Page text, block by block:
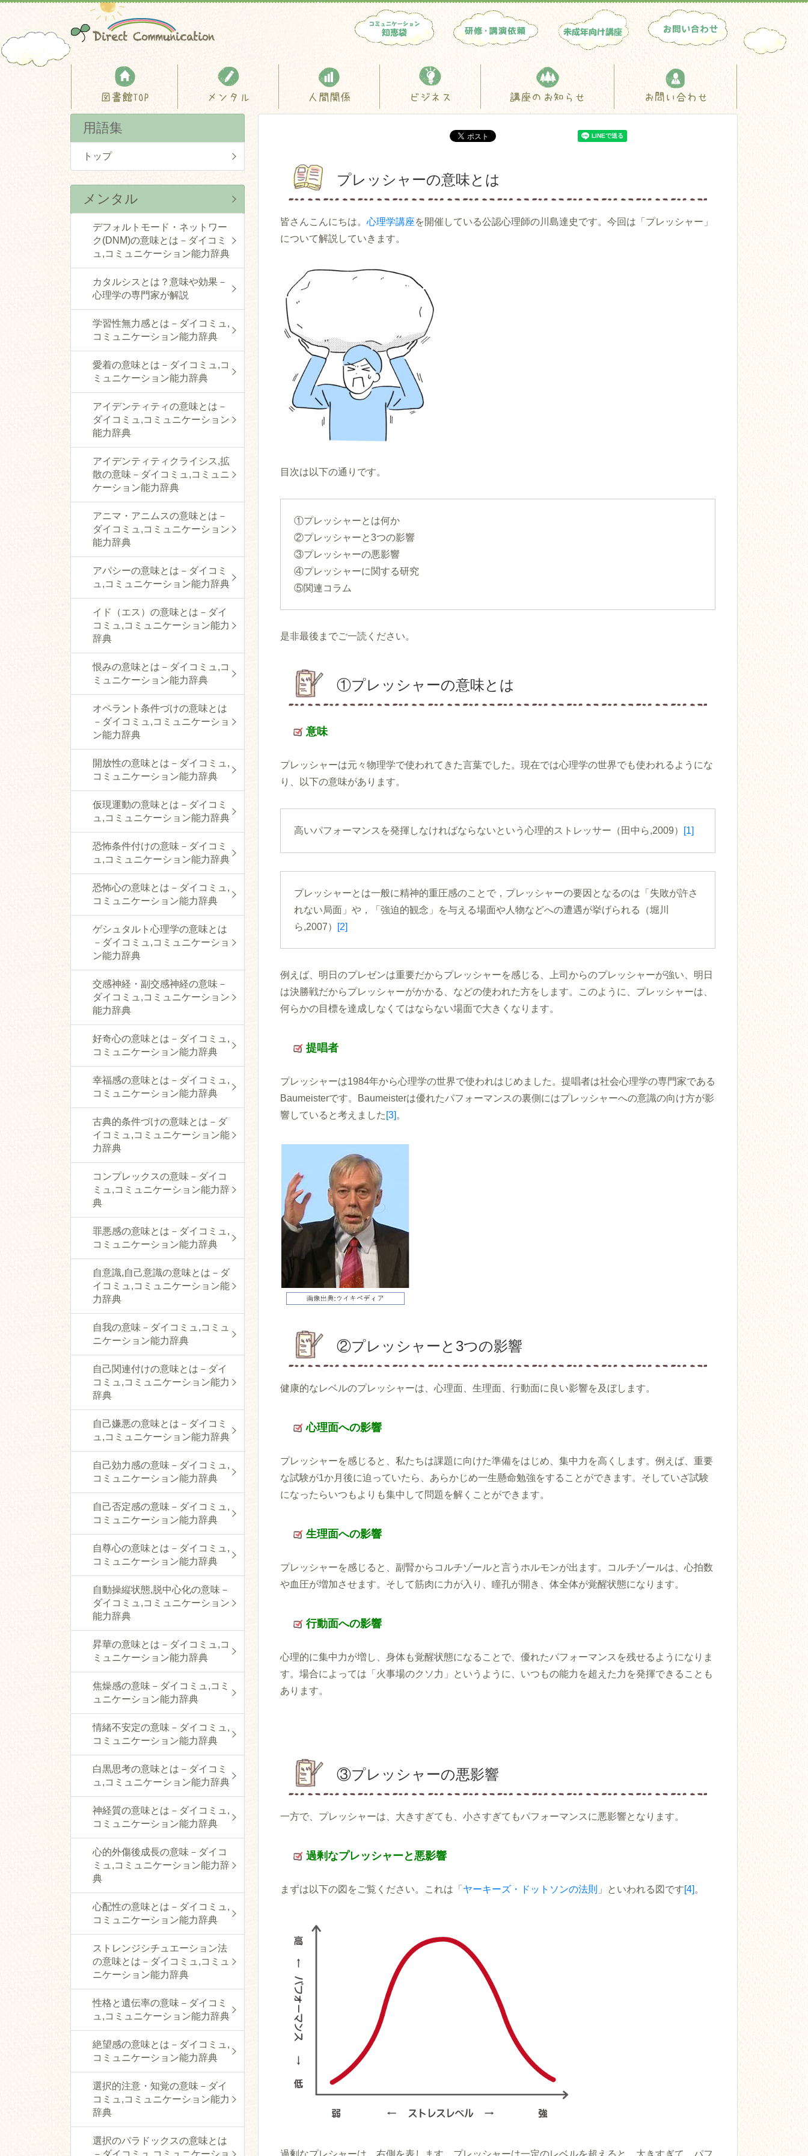
図書館TOP メンタル 人間関係 ビジネス 講座のお知らせ お問い合わせ
プレッシャーの意味とは
皆さんこんにちは。 心理学講座を開催している公認心理師の川島達史です。今回は「プレッシャー」
について解説していきます。
目次は以下の通りです。
①プレッシャーとは何か
②プレッシャーと3つの影響
③プレッシャーの悪影響
④プレッシャーに関する研究
⑤関連コラム
是非最後までご一読ください。
①プレッシャーの意味とは
意味
プレッシャーは元々物理学で使われてきた言葉でした。現在では心理学の世界でも使われるようにな
り、以下の意味があります。
高いパフォーマンスを発揮しなければならないという心理的ストレッサー（田中ら,2009） [1]
プレッシャーとは一般に精神的重圧感のことで，プレッシャーの要因となるのは「失敗が許さ
れない局面」や，「強迫的観念」を与える場面や人物などへの遭遇が挙げられる（堀川
ら,2007）
[2]
例えば、明日のプレゼンは重要だからプレッシャーを感じる、上司からのプレッシャーが強い、明日
は決勝戦だからプレッシャーがかかる、などの使われた方をします。このように、プレッシャーは、
何らかの目標を達成しなくてはならない場面で大きくなります。
提唱者
プレッシャーは1984年から心理学の世界で使われはじめました。提唱者は社会心理学の専門家である
Baumeisterです。Baumeisterは優れたパフォーマンスの裏側にはプレッシャーへの意識の向け方が影
響していると考えました [3] 。
②プレッシャーと3つの影響
健康的なレベルのプレッシャーは、心理面、生理面、行動面に良い影響を及ぼします。
心理面への影響
プレッシャーを感じると、私たちは課題に向けた準備をはじめ、集中力を高くします。例えば、重要
な試験が1か月後に迫っていたら、あらかじめ一生懸命勉強をすることができます。そしていざ試験
になったらいつもよりも集中して問題を解くことができます。
生理面への影響
プレッシャーを感じると、副腎からコルチゾールと言うホルモンが出ます。コルチゾールは、心拍数
や血圧が増加させます。そして筋肉に力が入り、瞳孔が開き、体全体が覚醒状態になります。
行動面への影響
心理的に集中力が増し、身体も覚醒状態になることで、優れたパフォーマンスを残せるようになりま
す。場合によっては「火事場のクソ力」というように、いつもの能力を超えた力を発揮できることも
あります。
③プレッシャーの悪影響
一方で、プレッシャーは、大きすぎても、小さすぎてもパフォーマンスに悪影響となります。
過剰なプレッシャーと悪影響
まずは以下の図をご覧ください。これは「 ヤーキーズ・ドットソンの法則 」といわれる図です[4] 。
用語集
トップ
メンタル
デフォルトモード・ネットワー
ク(DNM)の意味とは－ダイコミ
ュ,コミュニケーション能力辞典
カタルシスとは？意味や効果－
心理学の専門家が解説
学習性無力感とは－ダイコミュ,
コミュニケーション能力辞典
愛着の意味とは－ダイコミュ,コ
ミュニケーション能力辞典
アイデンティティの意味とは－
ダイコミュ,コミュニケーション
能力辞典
アイデンティティクライシス,拡
散の意味－ダイコミュ,コミュニ
ケーション能力辞典
アニマ・アニムスの意味とは－
ダイコミュ,コミュニケーション
能力辞典
アパシーの意味とは－ダイコミ
ュ,コミュニケーション能力辞典
イド（エス）の意味とは－ダイ
コミュ,コミュニケーション能力
辞典
恨みの意味とは－ダイコミュ,コ
ミュニケーション能力辞典
オペラント条件づけの意味とは
－ダイコミュ,コミュニケーショ
ン能力辞典
開放性の意味とは－ダイコミュ,
コミュニケーション能力辞典
仮現運動の意味とは－ダイコミ
ュ,コミュニケーション能力辞典
恐怖条件付けの意味－ダイコミ
ュ,コミュニケーション能力辞典
恐怖心の意味とは－ダイコミュ,
コミュニケーション能力辞典
ゲシュタルト心理学の意味とは
－ダイコミュ,コミュニケーショ
ン能力辞典
交感神経・副交感神経の意味－
ダイコミュ,コミュニケーション
能力辞典
好奇心の意味とは－ダイコミュ,
コミュニケーション能力辞典
幸福感の意味とは－ダイコミュ,
コミュニケーション能力辞典
古典的条件づけの意味とは－ダ
イコミュ,コミュニケーション能
力辞典
コンプレックスの意味－ダイコ
ミュ,コミュニケーション能力辞
典
罪悪感の意味とは－ダイコミュ,
コミュニケーション能力辞典
自意識,自己意識の意味とは－ダ
イコミュ,コミュニケーション能
力辞典
自我の意味－ダイコミュ,コミュ
ニケーション能力辞典
自己関連付けの意味とは－ダイ
コミュ,コミュニケーション能力
辞典
自己嫌悪の意味とは－ダイコミ
ュ,コミュニケーション能力辞典
自己効力感の意味－ダイコミュ,
コミュニケーション能力辞典
自己否定感の意味－ダイコミュ,
コミュニケーション能力辞典
自尊心の意味とは－ダイコミュ,
コミュニケーション能力辞典
自動操縦状態,脱中心化の意味－
ダイコミュ,コミュニケーション
能力辞典
昇華の意味とは－ダイコミュ,コ
ミュニケーション能力辞典
焦燥感の意味－ダイコミュ,コミ
ュニケーション能力辞典
情緒不安定の意味－ダイコミュ,
コミュニケーション能力辞典
白黒思考の意味とは－ダイコミ
ュ,コミュニケーション能力辞典
神経質の意味とは－ダイコミュ,
コミュニケーション能力辞典
心的外傷後成長の意味－ダイコ
ミュ,コミュニケーション能力辞
典
心配性の意味とは－ダイコミュ,
コミュニケーション能力辞典
ストレンジシチュエーション法
の意味とは－ダイコミュ,コミュ
ニケーション能力辞典
性格と遺伝率の意味－ダイコミ
ュ,コミュニケーション能力辞典
絶望感の意味とは－ダイコミュ,
コミュニケーション能力辞典
選択的注意・知覚の意味－ダイ
コミュ,コミュニケーション能力
辞典
選択のパラドックスの意味とは
－ダイコミュ,コミュニケーショ